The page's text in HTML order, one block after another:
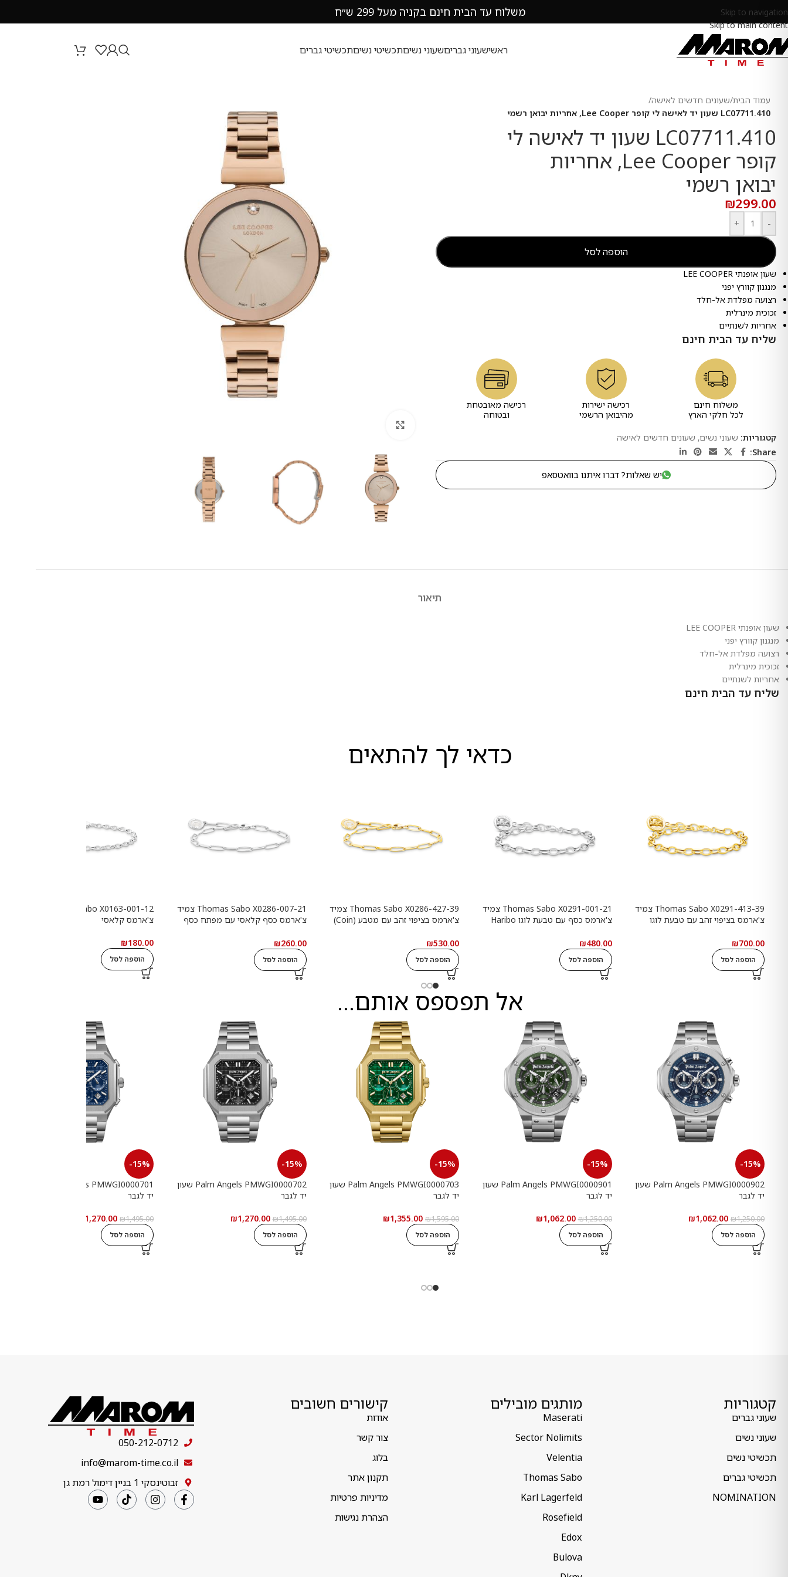
Skip to navigation
Skip to main content
משלוח עד הבית חינם בקניה מעל 299 ש״ח
ראשישעוני גבריםשעוני נשיםתכשיטי נשיםתכשיטי גברים
עמוד הבית/שעונים חדשים לאישה/
LC07711.410 שעון יד לאישה לי קופר Lee Cooper, אחריות יבואן רשמי
LC07711.410 שעון יד לאישה לי
קופר Lee Cooper, אחריות
יבואן רשמי
₪299.00
-
+
הוספה לסל
שעון אופנתי LEE COOPER
מנגנון קוורץ יפני
רצועה מפלדת אל-חלד
זכוכית מינרלית
אחריות לשנתיים
שליח עד הבית חינם
משלוח חינם
לכל חלקי הארץ
רכישה ישירות
מהיבואן הרשמי
רכישה מאובטחת
ובטוחה
קטגוריות: שעוני נשים, שעונים חדשים לאישה
Share:
יש שאלות? דברו איתנו בוואטסאפ
תיאור
שעון אופנתי LEE COOPER
מנגנון קוורץ יפני
רצועה מפלדת אל-חלד
זכוכית מינרלית
אחריות לשנתיים
שליח עד הבית חינם
כדאי לך להתאים
Thomas Sabo X0291-413-39 צמיד
צ'ארמס בציפוי זהב עם טבעת לוגו
₪700.00
הוספה לסל
Thomas Sabo X0291-001-21 צמיד
צ'ארמס כסף עם טבעת לוגו Haribo
₪480.00
הוספה לסל
Thomas Sabo X0286-427-39 צמיד
צ'ארמס בציפוי זהב עם מטבע (Coin)
₪530.00
הוספה לסל
Thomas Sabo X0286-007-21 צמיד
צ'ארמס כסף קלאסי עם מפתח כסף
₪260.00
הוספה לסל
צ'ארמס קלאסי
₪180.00
הוספה לסל
אל תפספס אותם...
-15%
Palm Angels PMWGI0000902 שעון
יד לגבר
₪1,250.00
₪1,062.00
הוספה לסל
-15%
Palm Angels PMWGI0000901 שעון
יד לגבר
₪1,250.00
₪1,062.00
הוספה לסל
-15%
Palm Angels PMWGI0000703 שעון
יד לגבר
₪1,595.00
₪1,355.00
הוספה לסל
-15%
Palm Angels PMWGI0000702 שעון
יד לגבר
₪1,495.00
₪1,270.00
הוספה לסל
-15%
יד לגבר
₪1,495.00
1,270.00
הוספה לסל
קטגוריות
שעוני גברים
שעוני נשים
תכשיטי נשים
תכשיטי גברים
NOMINATION
מותגים מובילים
Maserati
Sector Nolimits
Velentia
Thomas Sabo
Karl Lagerfeld
Rosefield
Edox
Bulova
קישורים חשובים
אודות
צור קשר
בלוג
תקנון אתר
מדיניות פרטיות
הצהרת נגישות
050-212-0712
info@marom-time.co.il
זבוטינסקי 1 בניין דימול רמת גן